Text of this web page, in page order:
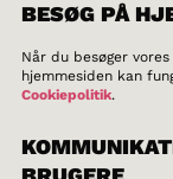
BESØG PÅ
Når du besøger
hjemmesiden kan
Cookiepolitik.